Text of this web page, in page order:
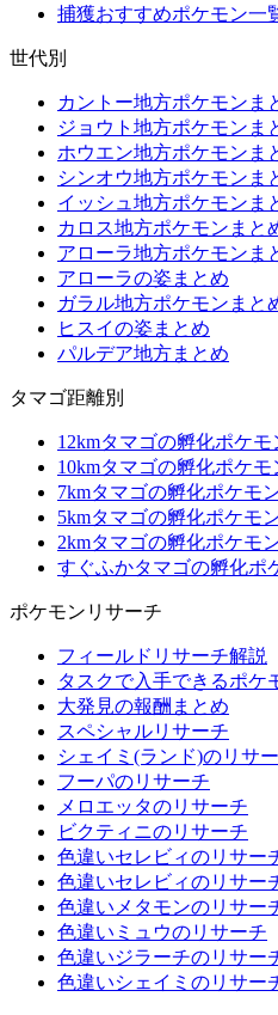
捕獲おすすめポケモン一
世代別
カントー地方ポケモンま
ジョウト地方ポケモンま
ホウエン地方ポケモンま
シンオウ地方ポケモンま
イッシュ地方ポケモンま
カロス地方ポケモンまと
アローラ地方ポケモンま
アローラの姿まとめ
ガラル地方ポケモンまと
ヒスイの姿まとめ
パルデア地方まとめ
タマゴ距離別
12kmタマゴの孵化ポケモ
10kmタマゴの孵化ポケモ
7kmタマゴの孵化ポケモ
5kmタマゴの孵化ポケモ
2kmタマゴの孵化ポケモ
すぐふかタマゴの孵化ポ
ポケモンリサーチ
フィールドリサーチ解説
タスクで入手できるポケ
大発見の報酬まとめ
スペシャルリサーチ
シェイミ(ランド)のリサ
フーパのリサーチ
メロエッタのリサーチ
ビクティニのリサーチ
色違いセレビィのリサー
色違いセレビィのリサー
色違いメタモンのリサー
色違いミュウのリサーチ
色違いジラーチのリサー
色違いシェイミのリサー